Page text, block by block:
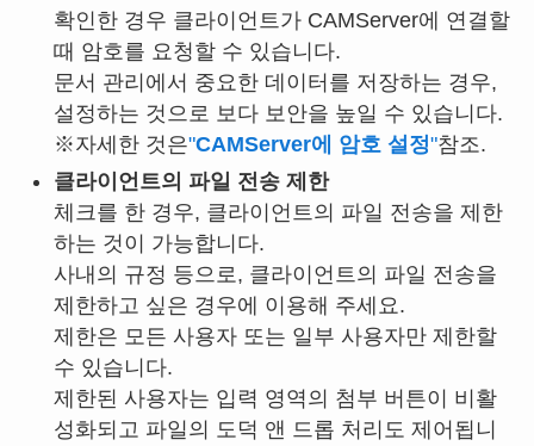
확인한 경우 클라이언트가 CAMServer에 연결할
때 암호를 요청할 수 있습니다.
문서 관리에서 중요한 데이터를 저장하는 경우,
설정하는 것으로 보다 보안을 높일 수 있습니다.
※자세한 것은"CAMServer에 암호 설정"참조.
클라이언트의 파일 전송 제한
체크를 한 경우, 클라이언트의 파일 전송을 제한
하는 것이 가능합니다.
사내의 규정 등으로, 클라이언트의 파일 전송을
제한하고 싶은 경우에 이용해 주세요.
제한은 모든 사용자 또는 일부 사용자만 제한할
수 있습니다.
제한된 사용자는 입력 영역의 첨부 버튼이 비활
성화되고 파일의 도덕 앤 드롭 처리도 제어됩니